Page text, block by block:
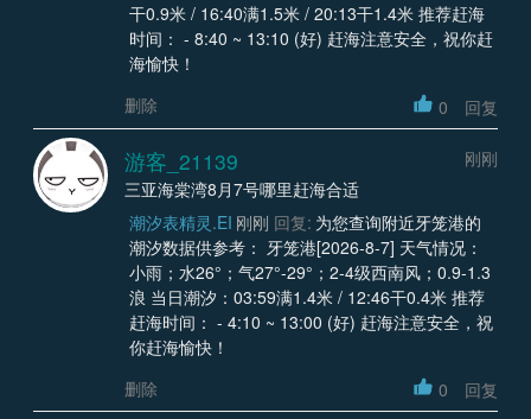
干0.9米 / 16:40满1.5米 / 20:13干1.4米 推荐赶海
时间： - 8:40 ~ 13:10 (好) 赶海注意安全，祝你赶
海愉快！
删除
0 回复
游客_21139
刚刚
三亚海棠湾8月7号哪里赶海合适
潮汐表精灵.EI 刚刚 回复: 为您查询附近牙笼港的
潮汐数据供参考： 牙笼港[2026-8-7] 天气情况：
小雨；水26°；气27°-29°；2-4级西南风；0.9-1.3
浪 当日潮汐：03:59满1.4米 / 12:46干0.4米 推荐
赶海时间： - 4:10 ~ 13:00 (好) 赶海注意安全，祝
你赶海愉快！
删除
0 回复